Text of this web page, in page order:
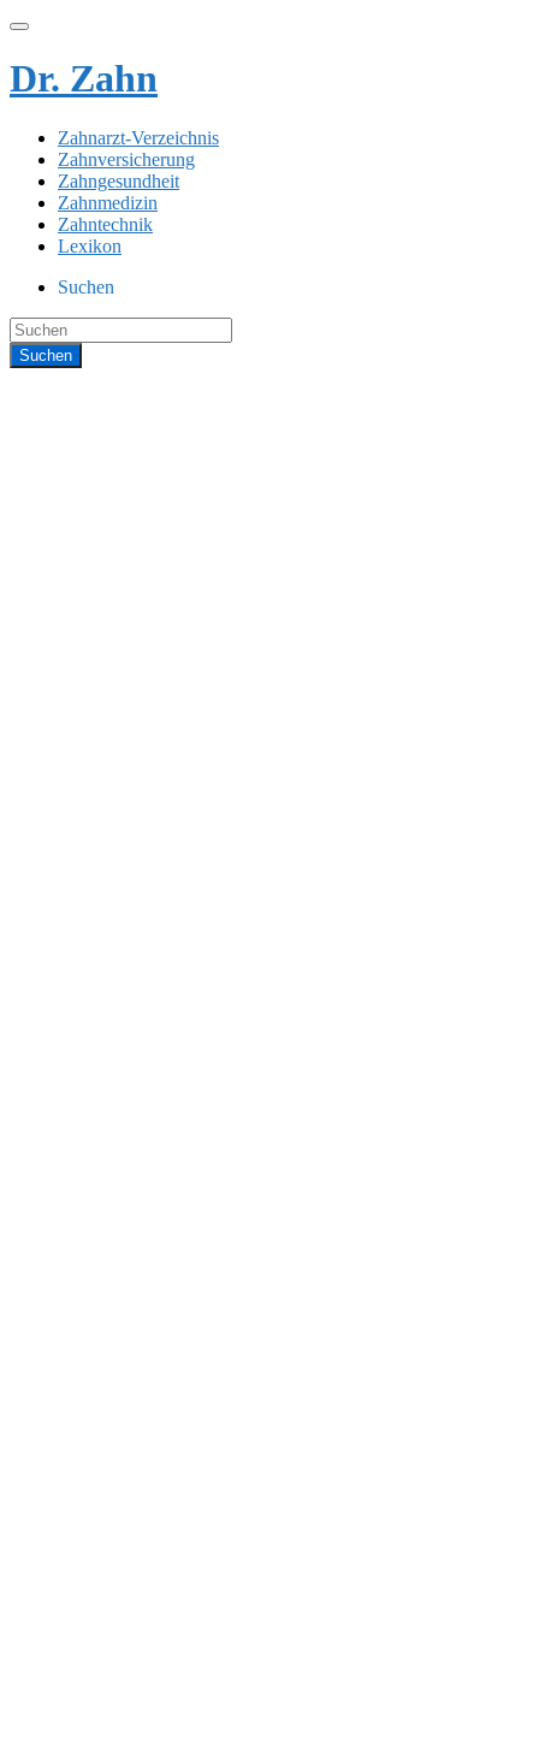
Dr. Zahn
Zahnarzt-Verzeichnis
Zahnversicherung
Zahngesundheit
Zahnmedizin
Zahntechnik
Lexikon
Suchen